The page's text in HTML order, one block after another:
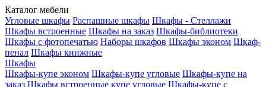
Каталог мебели
Угловые шкафы Распашные шкафы Шкафы - Стеллажи
Шкафы встроенные Шкафы на заказ Шкафы-библиотеки
Шкафы с фотопечатью Наборы шкафов Шкафы эконом Шкаф-
пенал Шкафы книжные
Шкафы
Шкафы-купе эконом Шкафы-купе угловые Шкафы-купе на
заказ Шкафы встроенные купе угловые Шкафы-купе с